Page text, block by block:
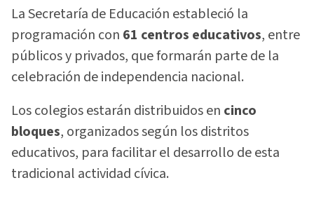
La Secretaría de Educación estableció la
programación con 61 centros educativos, entre
públicos y privados, que formarán parte de la
celebración de independencia nacional.
Los colegios estarán distribuidos en cinco
bloques, organizados según los distritos
educativos, para facilitar el desarrollo de esta
tradicional actividad cívica.